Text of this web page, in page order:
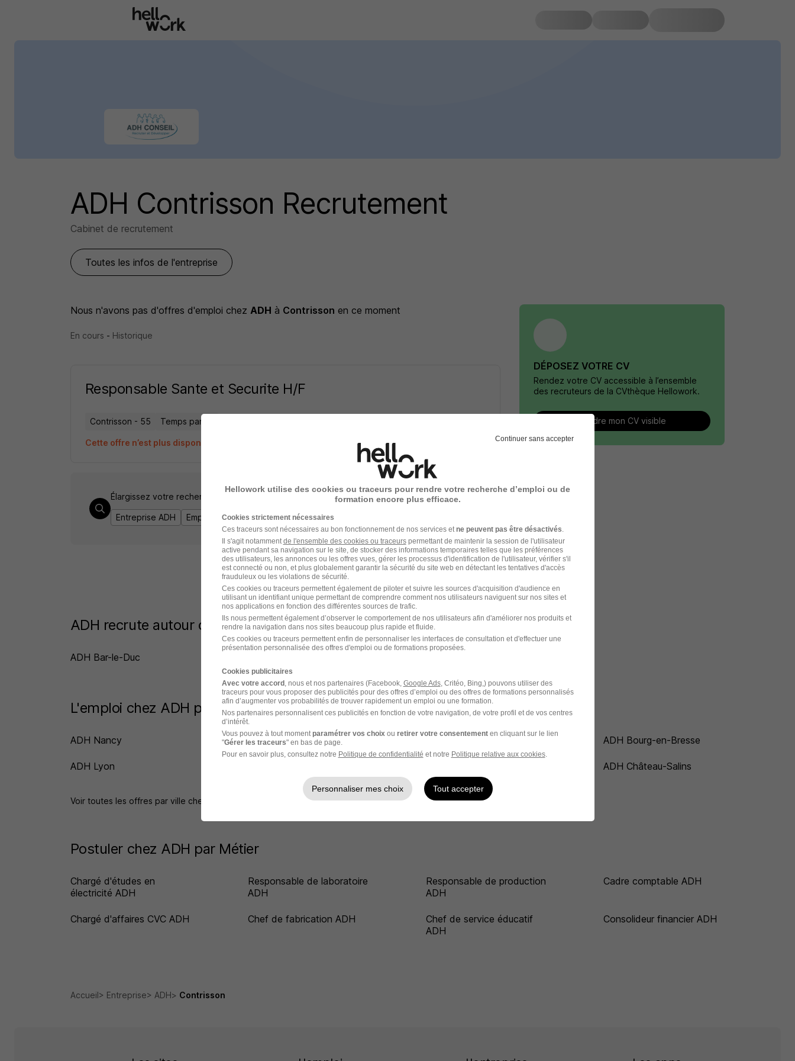
ADH Contrisson Recrutement
Cabinet de recrutement
Toutes les infos de l'entreprise
Nous n'avons pas d'offres d'emploi chez ADH à Contrisson en ce moment
En cours - Historique
Responsable Sante et Securite H/F
Contrisson - 55 Temps partiel
Cette offre n’est plus disponible depuis le 06/07/26
Élargissez votre recherche chez
Entreprise ADH Emploi Contrisson Entreprise Contrisson
DÉPOSEZ VOTRE CV
Rendez votre CV accessible à l’ensemble
des recruteurs de la CVthèque Hellowork.
Rendre mon CV visible
ADH recrute autour de Contrisson
ADH Bar-le-Duc
L'emploi chez ADH par Ville
ADH Nancy ADH Ludres ADH Bourg-en-Bresse
ADH Lyon ADH Château-Salins
Voir toutes les offres par ville chez ADH
Postuler chez ADH par Métier
Chargé d'études en
électricité ADH
Responsable de laboratoire
ADH
Responsable de production
ADH
Cadre comptable ADH
Chargé d'affaires CVC ADH Chef de fabrication ADH
Chef de service éducatif
ADH
Consolideur financier ADH
Accueil Entreprise ADH Contrisson
Continuer sans accepter
Hellowork utilise des cookies ou traceurs pour rendre votre recherche d’emploi ou de
formation encore plus efficace.
Cookies strictement nécessaires
Ces traceurs sont nécessaires au bon fonctionnement de nos services etne peuvent pas être désactivés.
Il s'agit notammentde l'ensemble des cookies ou traceurspermettant de maintenir la session de l'utilisateur
active pendant sa navigation sur le site, de stocker des informations temporaires telles que les préférences
des utilisateurs, les annonces ou les offres vues, gérer les processus d'identification de l'utilisateur, vérifier s'il
est connecté ou non, et plus globalement garantir la sécurité du site web en détectant les tentatives d'accès
frauduleux ou les violations de sécurité.
Ces cookies ou traceurs permettent également de piloter et suivre les sources d'acquisition d'audience en
utilisant un identifiant unique permettant de comprendre comment nos utilisateurs naviguent sur nos sites et
nos applications en fonction des différentes sources de trafic.
Ils nous permettent également d’observer le comportement de nos utilisateurs afin d'améliorer nos produits et
rendre la navigation dans nos sites beaucoup plus rapide et fluide.
Ces cookies ou traceurs permettent enfin de personnaliser les interfaces de consultation et d'effectuer une
présentation personnalisée des offres d'emploi ou de formations proposées.
Cookies publicitaires
Avec votre accord , nous et nos partenaires (Facebook, Google Ads, Critéo, Bing,) pouvons utiliser des
traceurs pour vous proposer des publicités pour des offres d’emploi ou des offres de formations personnalisés
afin d’augmenter vos probabilités de trouver rapidement un emploi ou une formation.
Nos partenaires personnalisent ces publicités en fonction de votre navigation, de votre profil et de vos centres
d’intérêt.
Vous pouvez à tout momentparamétrer vos choixou retirer votre consentementen cliquant sur le lien
"Gérer les traceurs" en bas de page.
Pour en savoir plus, consultez notre Politique de confidentialité et notre Politique relative aux cookies.
Personnaliser mes choix Tout accepter